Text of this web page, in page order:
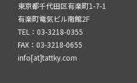
東京都千代田区有楽町1-7-1
有楽町電気ビル南館2F
TEL：03-3218-0355
FAX：03-3218-0655
info[at]tattky.com